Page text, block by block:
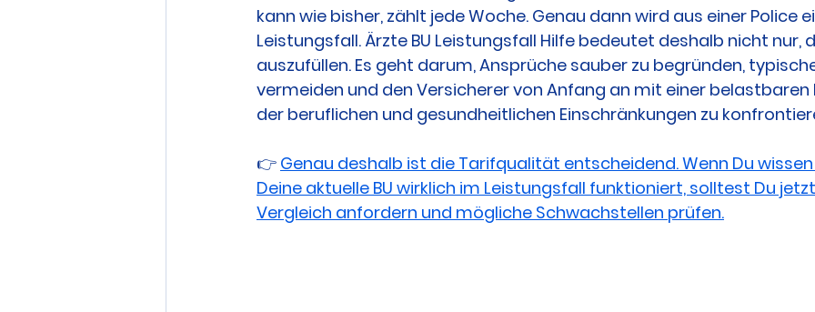
kann wie bisher, zählt jede Woche. Genau dann wird aus einer Police
Leistungsfall. Ärzte BU Leistungsfall Hilfe bedeutet deshalb nicht nur,
auszufüllen. Es geht darum, Ansprüche sauber zu begründen,
vermeiden und den Versicherer von Anfang an mit einer belastbaren
der beruflichen und gesundheitlichen Einschränkungen zu
👉 Genau deshalb ist die Tarifqualität entscheidend. Wenn Du
Deine aktuelle BU wirklich im Leistungsfall funktioniert, solltest Du
Vergleich anfordern und mögliche Schwachstellen prüfen.